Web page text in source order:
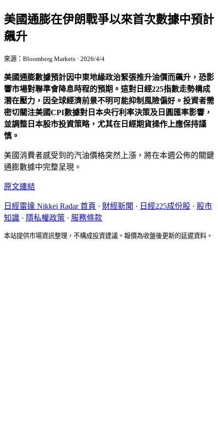
美國通膨在伊朗戰爭以來首次數據中預計
飆升
來源：Bloomberg Markets · 2026/4/4
美國通膨數據預計因中東地緣政治緊張推升油價而飆升，恐影
響市場對聯準會降息時程的預期。這對日經225指數走勢構成
潛在壓力，因全球經濟前景不明可能抑制風險偏好。投資者需
密切關注美國CPI數據對日本央行利率決策及日圓匯率影響，
並調整日本股市投資策略，尤其在日經期貨操作上應保持謹
慎。
美國消費者感受到的汽油價格突然上漲，將在本週公佈的關鍵
通膨數據中完整呈現。
原文連結
日經雷達 Nikkei Radar 首頁 · 財經新聞 · 日經225成份股 · 股市
知識 · 隱私權政策 · 服務條款
本站提供市場資訊整理，不構成投資建議。報價為收盤後更新的延遲資料。